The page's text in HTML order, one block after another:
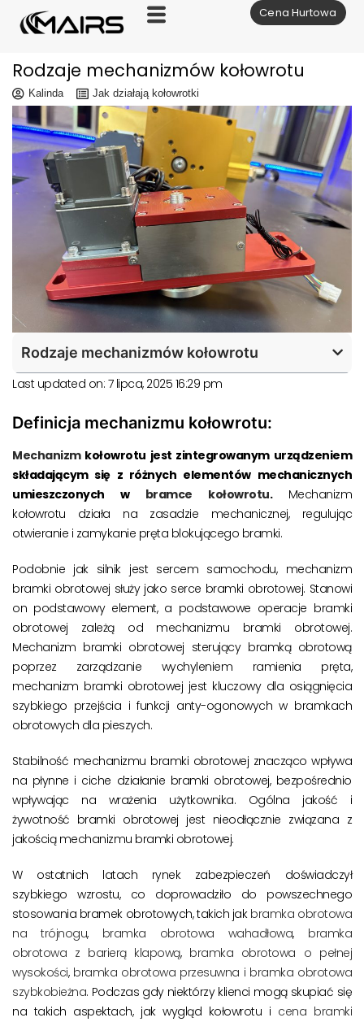
Skocz
do
Cena Hurtowa
Rodzaje mechanizmów kołowrotu
Kalinda Jak działają kołowrotki
Rodzaje mechanizmów kołowrotu
Last updated on: 7 lipca, 2025 16:29 pm
Definicja mechanizmu kołowrotu:
Mechanizmkołowrotu jest zintegrowanym urządzeniem
składającym się z różnych elementów mechanicznych
umieszczonych w bramce kołowrotu. Mechanizm
kołowrotu działa na zasadzie mechanicznej, regulując
otwieranie i zamykanie pręta blokującego bramki.
Podobnie jak silnik jest sercem samochodu, mechanizm
bramki obrotowej służy jako serce bramki obrotowej. Stanowi
on podstawowy element, a podstawowe operacje bramki
obrotowej zależą od mechanizmu bramki obrotowej.
Mechanizm bramki obrotowej sterujący bramką obrotową
poprzez zarządzanie wychyleniem ramienia pręta,
mechanizm bramki obrotowej jest kluczowy dla osiągnięcia
szybkiego przejścia i funkcji anty-ogonowych w bramkach
obrotowych dla pieszych.
Stabilność mechanizmu bramki obrotowej znacząco wpływa
na płynne i ciche działanie bramki obrotowej, bezpośrednio
wpływając na wrażenia użytkownika. Ogólna jakość i
żywotność bramki obrotowej jest nieodłącznie związana z
jakością mechanizmu bramki obrotowej.
W ostatnich latach rynek zabezpieczeń doświadczył
szybkiego wzrostu, co doprowadziło do powszechnego
stosowania bramek obrotowych, takich jak bramka obrotowa
na trójnogu, bramka obrotowa wahadłowa, bramka
obrotowa z barierą klapową, bramka obrotowa o pełnej
wysokości, bramka obrotowa przesuwna i bramka obrotowa
szybkobieżna. Podczas gdy niektórzy klienci mogą skupiać się
na takich aspektach, jak wygląd kołowrotu i cena bramki